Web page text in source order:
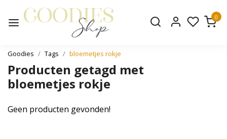
0
Goodies Tags bloemetjes rokje
Producten getagd met
bloemetjes rokje
Geen producten gevonden!